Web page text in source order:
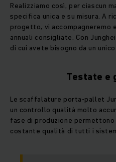
Realizziamo così, per ciascun
specifica unica e su misura. A
progetto, vi accompagneremo
annuali consigliate. Con
di cui avete bisogno da un
Testate e
Le scaffalature porta-pallet
un controllo qualità molto
fase di produzione
costante qualità di tutti i